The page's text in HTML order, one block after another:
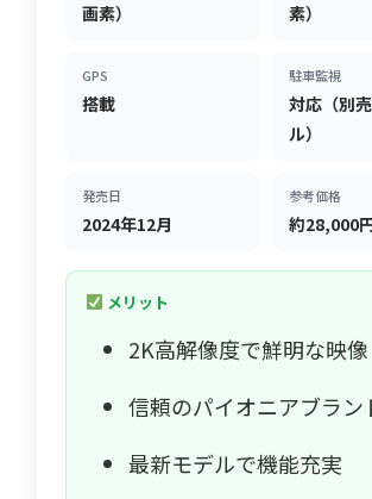
画素）
素）
GPS
搭載
駐車監視
対応（別
ル）
発売日
2024年12月
参考価格
約28,000
メリット
2K高解像度で鮮明な映像
信頼のパイオニアブラン
最新モデルで機能充実